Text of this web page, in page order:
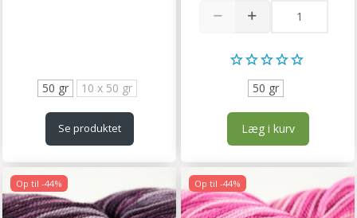
50 gr 10 x 50 gr
Se produktet
50 gr
Læg i kurv
Op til -44% Op til -44%